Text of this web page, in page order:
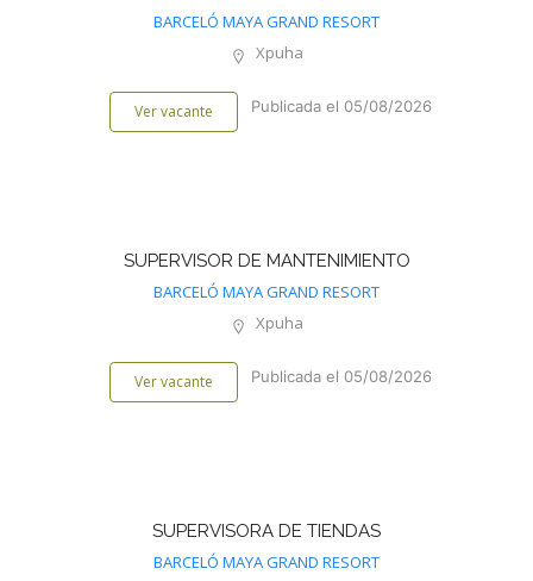
BARCELÓ MAYA GRAND RESORT
Xpuha
Ver vacante Publicada el 05/08/2026
SUPERVISOR DE MANTENIMIENTO
BARCELÓ MAYA GRAND RESORT
Xpuha
Ver vacante Publicada el 05/08/2026
SUPERVISORA DE TIENDAS
BARCELÓ MAYA GRAND RESORT